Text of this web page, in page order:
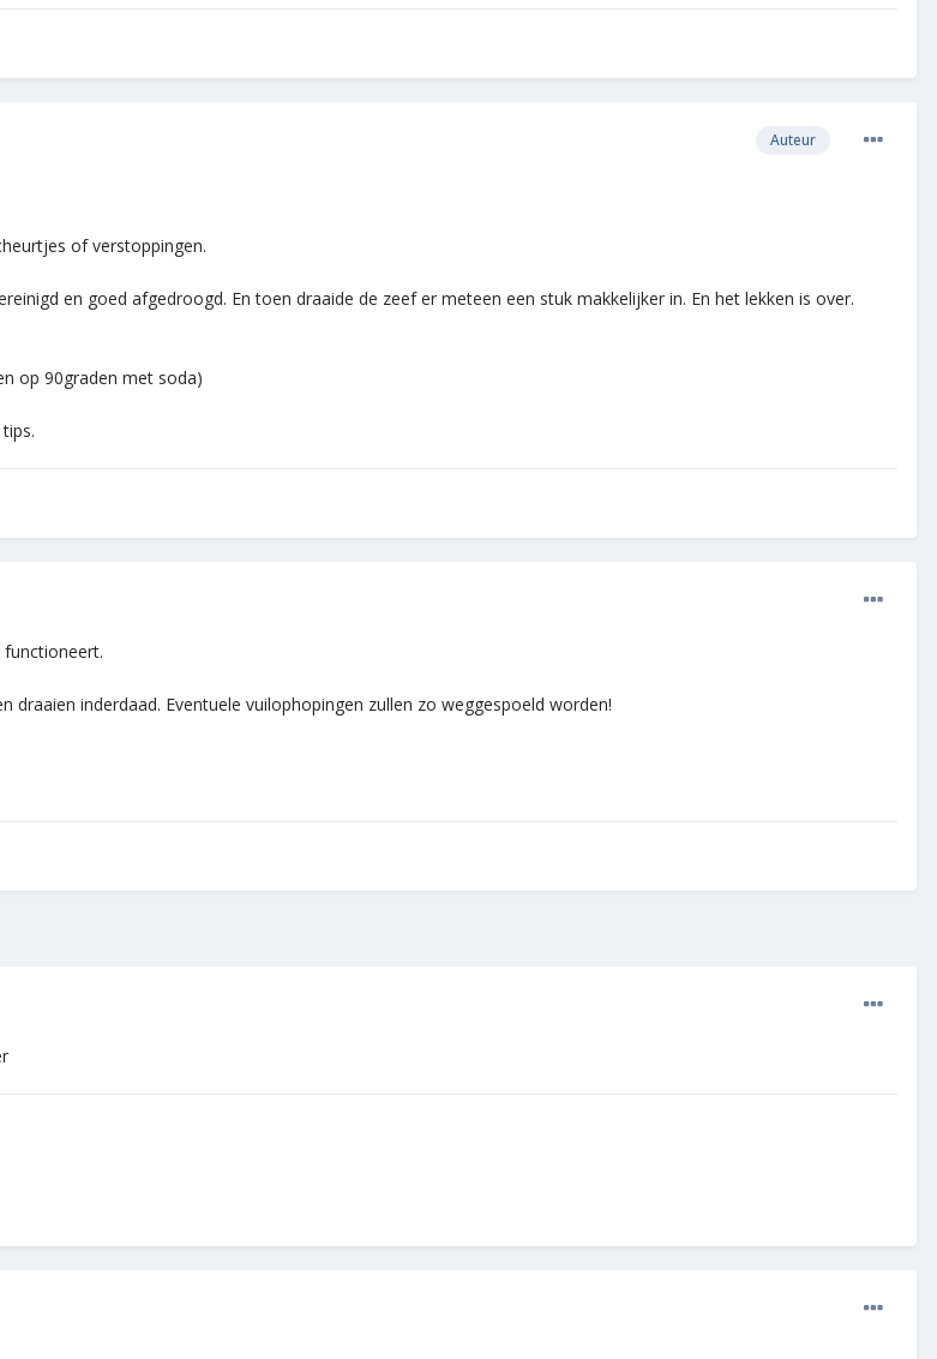
Auteur
of verstoppingen.
en goed afgedroogd. En toen draaide de zeef er meteen een stuk makkelijker in. En het lekken is over.
op 90graden met soda)
functioneert.
inderdaad. Eventuele vuilophopingen zullen zo weggespoeld worden!